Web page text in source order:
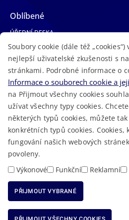
Oblíbené
ÚŘEDNÍ DESKA
TELEFONNÍ SEZNAM
LÉKAŘSKÁ POHOTOVOST
VOLNÁ MÍSTA
AKTUALITY
2023 © Královéhradecký kraj • Vytvořeno v
RSS • Mapa stránek •Cookies Prohlášení
Soubory cookie (dále též
nejlepší uživatelské zkušenosti s
stránkami. Podrobné informace o
Informace o souborech cookie a
na Přijmout všechny cookies
užívat všechny typy cookies.
některých typů cookies, můžete
konkrétních typů cookies.
fungování našich webových
povoleny.
Výkonové
Funkční Reklamní
PŘIJMOUT VYBRANÉ
ODMÍTNOUT